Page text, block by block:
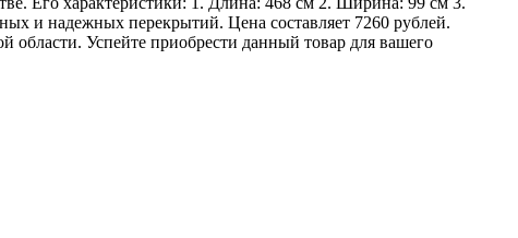
и надежных перекрытий. Цена составляет 7260 рублей.
области. Успейте приобрести данный товар для вашего